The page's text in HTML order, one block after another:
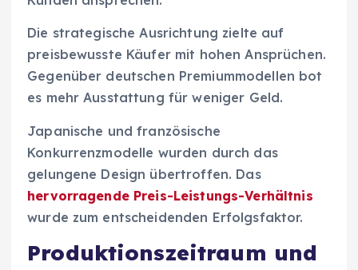
Die strategische Ausrichtung zielte auf
preisbewusste Käufer mit hohen Ansprüchen.
Gegenüber deutschen Premiummodellen bot
es mehr Ausstattung für weniger Geld.
Japanische und französische
Konkurrenzmodelle wurden durch das
gelungene Design übertroffen. Das
hervorragende Preis-Leistungs-Verhältnis
wurde zum entscheidenden Erfolgsfaktor.
Produktionszeitraum und